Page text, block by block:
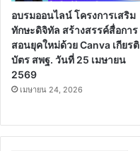
อบรมออนไลน์ โครงการเสริม
ทักษะดิจิทัล สร้างสรรค์สื่อการ
สอนยุคใหม่ด้วย Canva เกียรติ
บัตร สพฐ. วันที่ 25 เมษายน
2569
เมษายน 24, 2026